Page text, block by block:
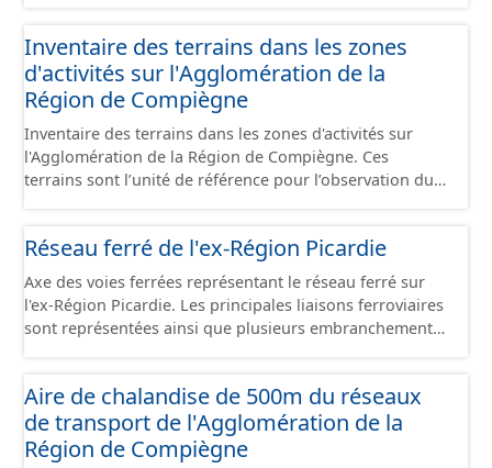
données contient le périmètre sur l'Agglomération de la
Région de Compiègne, situé sur les communes de
Compiègne, de Margny-lès-Compiègne et de Venette.
de Compiègne et de la Basse Automne. Ce PLUiH est
numérisé conformément aux prescriptions nationales
du CNIG et contient les pièces administratives, le rapport
de présentation, le PADD, les règlements écrits et
graphiques, les annexes, les OAP et les données
géographiques. Malgré l'attention portée à la création
de ces données, il est rappelé que seuls les documents
Inventaire des terrains dans les zones
d'activités sur l'Agglomération de la
Région de Compiègne
Inventaire des terrains dans les zones d'activités sur
l'Agglomération de la Région de Compiègne. Ces
terrains sont l’unité de référence pour l’observation du
faisant l’objet d’un regroupement suivant leur état
d’occupation, leur stade de commercialisation, leur
stade d’aménagement et la nature de leur maîtrise
foncière. Il s'appuie globalement sur la limite de parcelle
cadastrale mais peut également la subdiviser s'il
un remembrement cadastral. Ces terrains sont
principalement à usage d'activités économiques mais ce
jeu de données contient également les terrains avec
d'autres usages situés dans ces sites (équipement,
Réseau ferré de l'ex-Région Picardie
Axe des voies ferrées représentant le réseau ferré sur
l'ex-Région Picardie. Les principales liaisons ferroviaires
sont représentées ainsi que plusieurs embranchements
sont désaffectées mais sont toujours physiquement
présentes sur le terrain.
Aire de chalandise de 500m du réseaux
de transport de l'Agglomération de la
Région de Compiègne